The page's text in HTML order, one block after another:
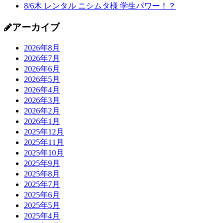
8/6木 レンタル ニシムタ様 学生パワー！？
アーカイブ
2026年8月
2026年7月
2026年6月
2026年5月
2026年4月
2026年3月
2026年2月
2026年1月
2025年12月
2025年11月
2025年10月
2025年9月
2025年8月
2025年7月
2025年6月
2025年5月
2025年4月